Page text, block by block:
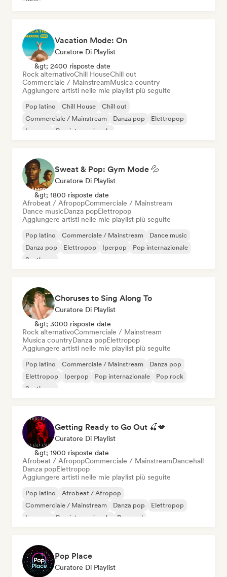
R&B
Vacation Mode: On
Curatore Di Playlist
&gt; 2400 risposte date
Rock alternativoChill HouseChill out
Commerciale / MainstreamMusica country
Aggiungere artisti nelle mie playlist più seguite
Pop latino Chill House
Chill out
Commerciale / Mainstream
Danza pop
Elettropop
Iperpop
Pop internazionale
Sweat & Pop: Gym Mode 💦
Curatore Di Playlist
&gt; 1800 risposte date
Afrobeat / AfropopCommerciale / Mainstream
Dance musicDanza popElettropop
Aggiungere artisti nelle mie playlist più seguite
Pop latino Commerciale / Mainstream
Dance music
Danza pop
Elettropop Iperpop
Pop internazionale
Synthpop
Choruses to Sing Along To
Curatore Di Playlist
&gt; 3000 risposte date
Rock alternativoCommerciale / Mainstream
Musica countryDanza popElettropop
Aggiungere artisti nelle mie playlist più seguite
Pop latino Commerciale / Mainstream
Danza pop
Elettropop
Iperpop Pop internazionale
Pop rock
Synthpop
Getting Ready to Go Out 🍒💋
Curatore Di Playlist
&gt; 1900 risposte date
Afrobeat / AfropopCommerciale / MainstreamDancehall
Danza popElettropop
Aggiungere artisti nelle mie playlist più seguite
Pop latino
Afrobeat / Afropop
Commerciale / Mainstream
Danza pop
Elettropop
Iperpop
Pop internazionale Pop soul
Pop Place
Curatore Di Playlist